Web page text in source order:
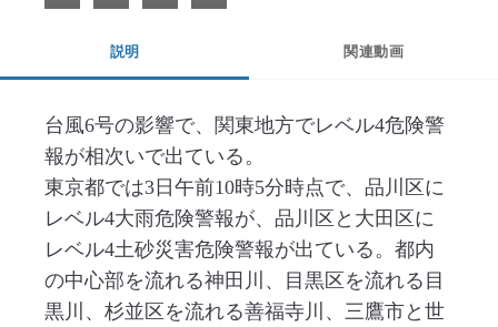
説明 関連動画
台風6号の影響で、関東地方でレベル4危険警
報が相次いで出ている。
東京都では3日午前10時5分時点で、品川区に
レベル4大雨危険警報が、品川区と大田区に
レベル4土砂災害危険警報が出ている。都内
の中心部を流れる神田川、目黒区を流れる目
黒川、杉並区を流れる善福寺川、三鷹市と世